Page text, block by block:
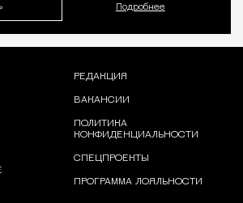
Подробнее
РЕДАКЦИЯ
ВАКАНСИИ
ПОЛИТИКА
КОНФИДЕНЦИАЛЬНОСТИ
СПЕЦПРОЕКТЫ
ПРОГРАММА ЛОЯЛЬНОСТИ